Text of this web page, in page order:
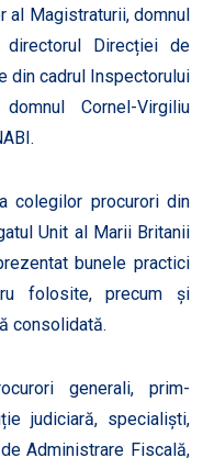
Magistraturii, domnul
Direcției de
din cadrul Inspectorului
Cornel-Virgiliu
colegilor procurori din
Unit al Marii Britanii
bunele practici
folosite, precum și
consolidată.
generali, prim-
judiciară, specialiști,
Administrare Fiscală,